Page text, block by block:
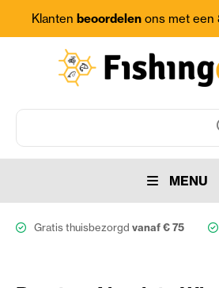
Klanten beoordelenons met een
MENU
Gratis thuisbezorgd vanaf € 75